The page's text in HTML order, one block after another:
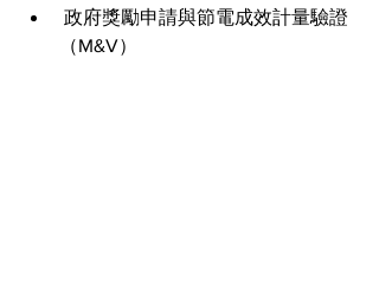
政府獎勵申請與節電成效計量驗證
（M&V）